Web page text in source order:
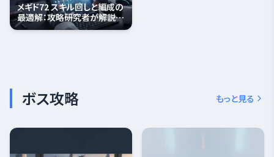
メギド72 スキル回しと編成の
最適解：攻略研究者が解説す
る完全ガイド
ボス攻略 もっと見る